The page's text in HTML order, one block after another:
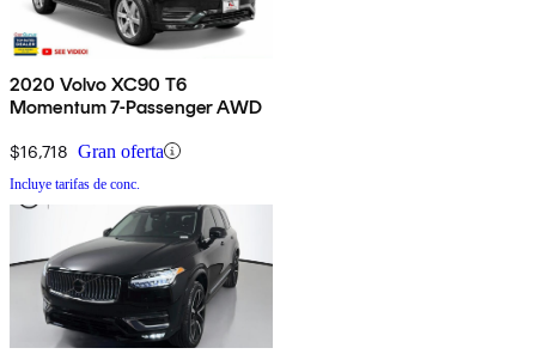
2020 Volvo XC90 T6
Momentum 7-Passenger AWD
$16,718 Gran oferta
Incluye tarifas de conc.